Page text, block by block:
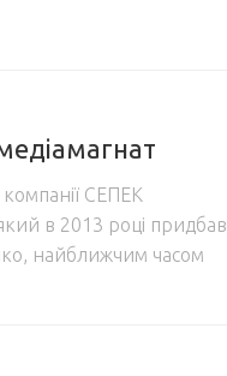
СЕПЕК
в 2013 році придбав
найближчим часом